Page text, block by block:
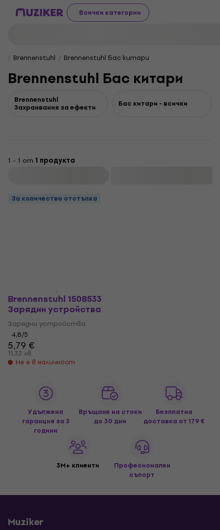
Всички категории
Brennenstuhl Brennenstuhl Бас китари
Brennenstuhl Бас китари
Brennenstuhl
Захранвания за ефекти Бас китари - всички
1 - 1 от 1 продукта
За количество отстъпка
Brennenstuhl 1508533
Зарядни устройства
Зарядни устройства
4,8/5
5,79 €
11,32 лв
Не е в наличност
Удължена
гаранция за 3
години
Връщане на стоки
до 30 дни
Безплатна
доставка от 179 €
3M+ клиенти
Професионален
съпорт
Muziker